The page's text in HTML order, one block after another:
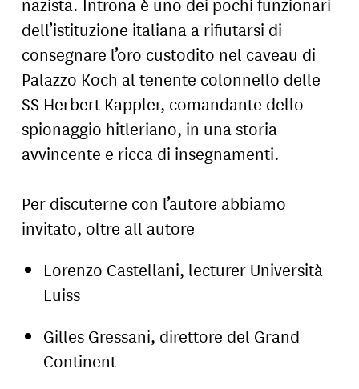
dell’istituzione italiana a rifiutarsi di
consegnare l’oro custodito nel caveau di
Palazzo Koch al tenente colonnello delle
SS Herbert Kappler, comandante dello
spionaggio hitleriano, in una storia
avvincente e ricca di insegnamenti.
Per discuterne con l’autore abbiamo
invitato, oltre all autore
Lorenzo Castellani, lecturer Università
Luiss
Gilles Gressani, direttore del Grand
Continent